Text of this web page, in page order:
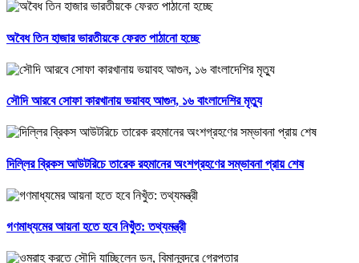
অবৈধ তিন হাজার ভারতীয়কে ফেরত পাঠানো হচ্ছে
সৌদি আরবে সোফা কারখানায় ভয়াবহ আগুন, ১৬ বাংলাদেশির মৃত্যু
দিল্লির ব্রিকস আউটরিচে তারেক রহমানের অংশগ্রহণের সম্ভাবনা প্রায় শেষ
গণমাধ্যমের আয়না হতে হবে নিখুঁত: তথ্যমন্ত্রী